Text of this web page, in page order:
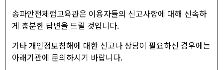
송파안전체험교육관은 이용자들의 신고사항에 대해 신속하
게 충분한 답변을 드릴 것입니다.
기타 개인정보침해에 대한 신고나 상담이 필요하신 경우에는
아래기관에 문의하시기 바랍니다.